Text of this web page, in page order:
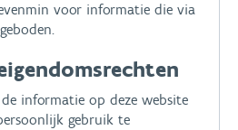
voor informatie die via
informatie op deze website
gebruik te